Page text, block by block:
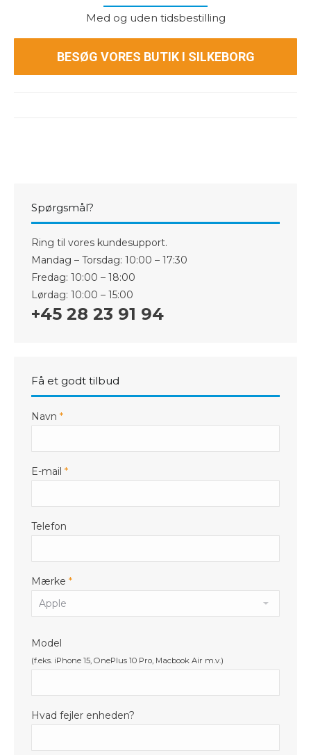
Med og uden tidsbestilling
BESØG VORES BUTIK I SILKEBORG
Spørgsmål?
Ring til vores kundesupport.
Mandag – Torsdag: 10:00 – 17:30
Fredag: 10:00 – 18:00
Lørdag: 10:00 – 15:00
+45 28 23 91 94
Få et godt tilbud
Navn *
E-mail *
Telefon
Mærke *
Model
(f.eks. iPhone 15, OnePlus 10 Pro, Macbook Air m.v.)
Hvad fejler enheden?